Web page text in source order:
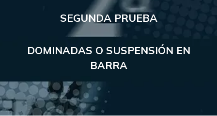
SEGUNDA PRUEBA
DOMINADAS O SUSPENSIÓN EN
BARRA